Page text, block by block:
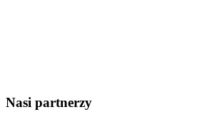
Nasi partnerzy